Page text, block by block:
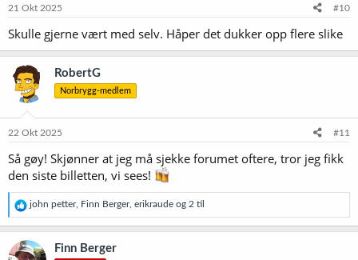
e
:
21 Okt 2025 #10
Skulle gjerne vært med selv. Håper det dukker opp flere slike
RobertG
Norbrygg-medlem
22 Okt 2025 #11
Så gøy! Skjønner at jeg må sjekke forumet oftere, tror jeg fikk
den siste billetten, vi sees!
R
e
a
k
s
john petter, Finn Berger, erikraude og 2 til
Finn Berger